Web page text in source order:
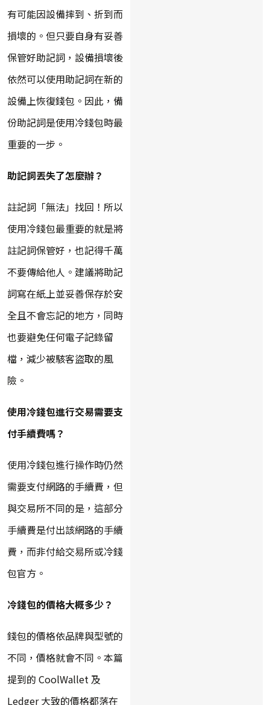
有可能因設備摔到、折到而
損壞的。但只要自身有妥善
保管好助記詞，設備損壞後
依然可以使用助記詞在新的
設備上恢復錢包。因此，備
份助記詞是使用冷錢包時最
重要的一步。
助記詞丟失了怎麼辦？
註記詞「無法」找回！所以
使用冷錢包最重要的就是將
註記詞保管好，也記得千萬
不要傳給他人。建議將助記
詞寫在紙上並妥善保存於安
全且不會忘記的地方，同時
也要避免任何電子記錄留
檔，減少被駭客盜取的風
險。
使用冷錢包進行交易需要支
付手續費嗎？
使用冷錢包進行操作時仍然
需要支付網路的手續費，但
與交易所不同的是，這部分
手續費是付出該網路的手續
費，而非付給交易所或冷錢
包官方。
冷錢包的價格大概多少？
錢包的價格依品牌與型號的
不同，價格就會不同。本篇
提到的 CoolWallet 及
Ledger 大致的價格都落在